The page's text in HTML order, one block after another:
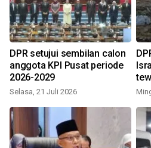
DPR setujui sembilan calon
anggota KPI Pusat periode
2026-2029
Selasa, 21 Juli 2026